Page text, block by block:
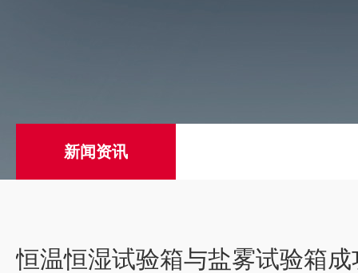
新闻资讯
恒温恒湿试验箱与盐雾试验箱